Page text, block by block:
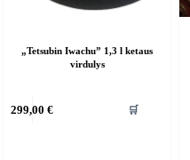
„Tetsubin Iwachu” 1,3 l ketaus
virdulys
299,00€ 🛒